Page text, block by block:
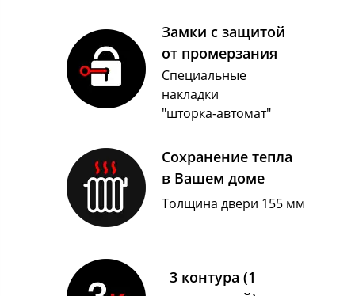
Сохранение тепла
в Вашем доме
Специальные
накладки
"шторка-автомат"
Толщина двери 155 мм
Замки с защитой
от промерзания
3 контура (1